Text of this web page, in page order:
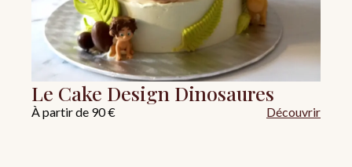
Le Cake Design Dinosaures
À partir de 90 € Découvrir